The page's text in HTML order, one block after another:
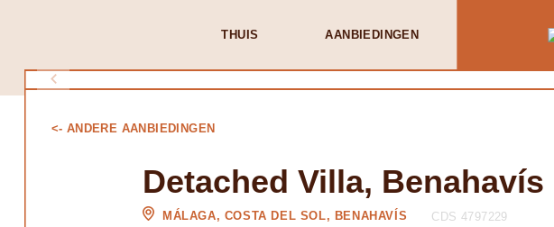
THUIS AANBIEDINGEN
<- ANDERE AANBIEDINGEN
Detached Villa, Benahavís
MÁLAGA, COSTA DEL SOL, BENAHAVÍS CDS 4797229